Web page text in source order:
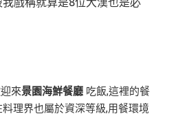
來景園海鮮餐廳 吃飯,這裡的餐
理界也屬於資深等級,用餐環境